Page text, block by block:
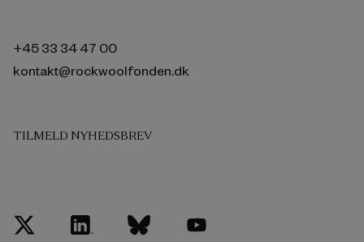
+45 33 34 47 00
kontakt@rockwoolfonden.dk
TILMELD NYHEDSBREV